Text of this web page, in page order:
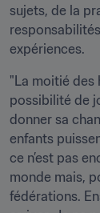
sujets, de la
expériences.
"La moitié des
possibilité de
donner sa
enfants
ce n’est pas
monde mais,
fédérations.